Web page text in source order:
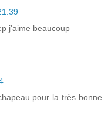
j'aime beaucoup
pour la très bonne